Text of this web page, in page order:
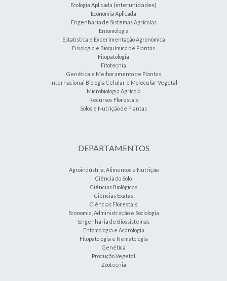
Ecologia Aplicada (interunidades)
Economia Aplicada
Engenharia de Sistemas Agrícolas
Entomologia
Estatística e Experimentação Agronômica
Fisiologia e Bioquímica de Plantas
Fitopatologia
Fitotecnia
Genética e Melhoramento de Plantas
Internacional Biologia Celular e Molecular Vegetal
Microbiologia Agrícola
Recursos Florestais
Solos e Nutrição de Plantas
DEPARTAMENTOS
Agroindústria, Alimentos e Nutrição
Ciência do Solo
Ciências Biológicas
Ciências Exatas
Ciências Florestais
Economia, Administração e Sociologia
Engenharia de Biossistemas
Entomologia e Acarologia
Fitopatologia e Nematologia
Genética
Produção Vegetal
Zootecnia